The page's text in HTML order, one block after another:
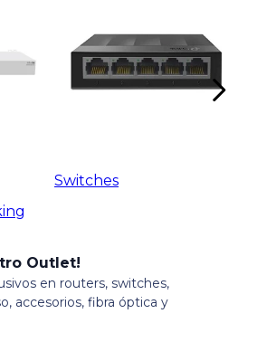
Switches
Outlet!
en routers, switches,
accesorios, fibra óptica y